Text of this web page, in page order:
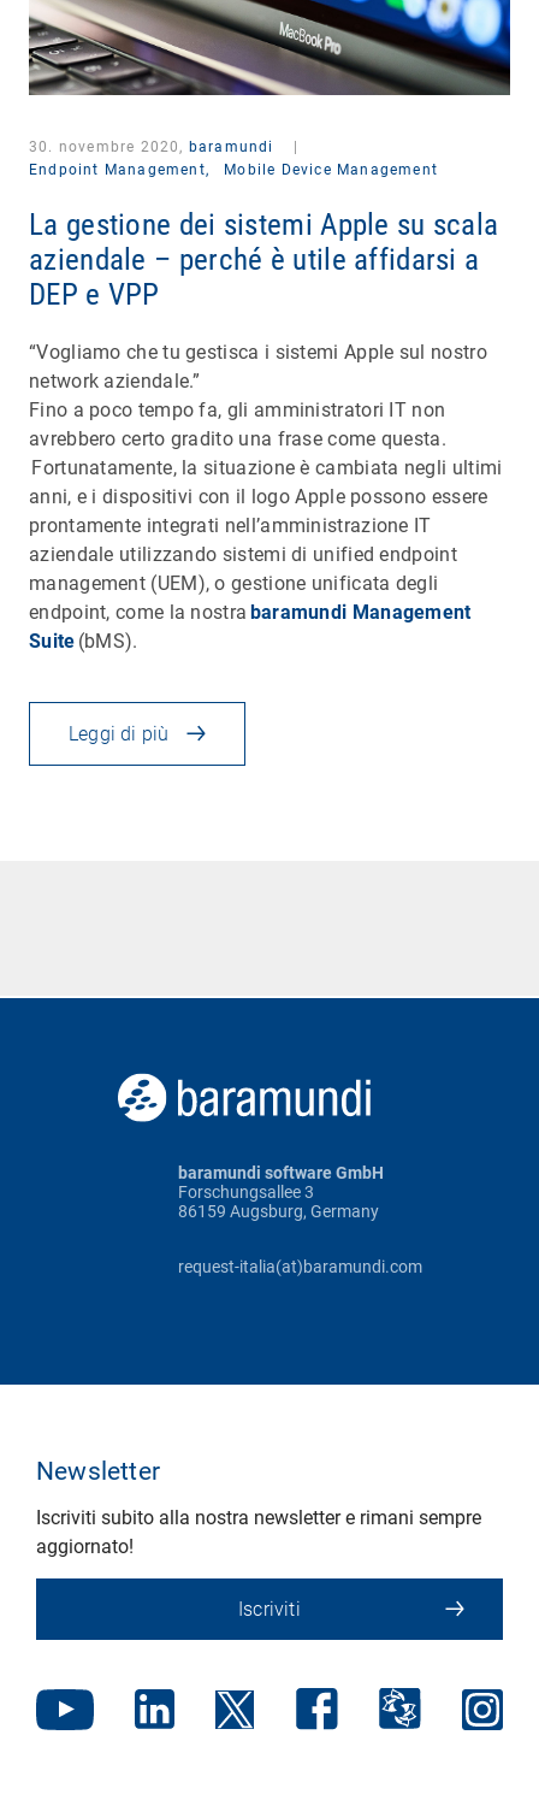
30. novembre 2020, baramundi
Endpoint Management,
Mobile Device Management
La gestione dei sistemi Apple su scala
aziendale – perché è utile affidarsi a
DEP e VPP
“Vogliamo che tu gestisca i sistemi Apple sul nostro
network aziendale.”
Fino a poco tempo fa, gli amministratori IT non
avrebbero certo gradito una frase come questa.
Fortunatamente, la situazione è cambiata negli ultimi
anni, e i dispositivi con il logo Apple possono essere
prontamente integrati nell’amministrazione IT
aziendale utilizzando sistemi di unified endpoint
management (UEM), o gestione unificata degli
endpoint, come la nostra baramundi Management
Suite (bMS).
Leggi di più
baramundi software GmbH
Forschungsallee 3
86159 Augsburg, Germany
request-italia(at)baramundi.com
Newsletter
Iscriviti subito alla nostra newsletter e rimani sempre
aggiornato!
Iscriviti